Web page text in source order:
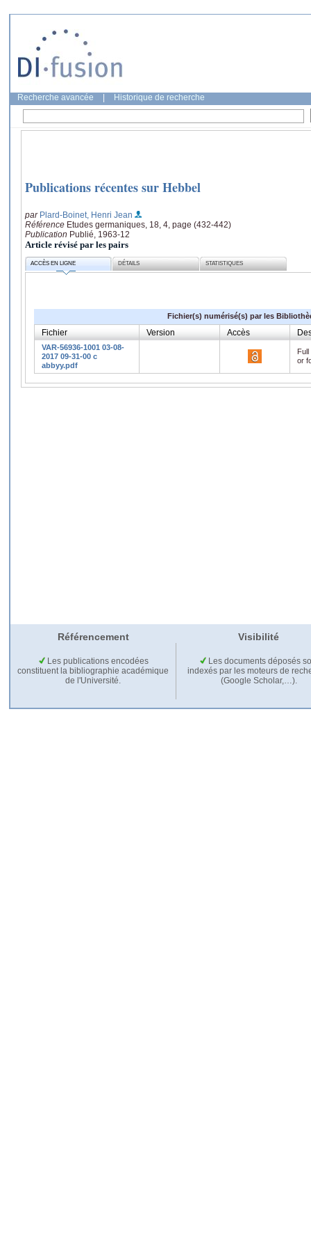
Recherche avancée Historique de recherche
Publications récentes sur Hebbel
par Plard-Boinet, Henri Jean
Référence Etudes germaniques, 18, 4, page (432-442)
Publication Publié, 1963-12
Article révisé par les pairs
ACCÈS EN LIGNE DÉTAILS STATISTIQUES
Fichier(s) numérisé(s) par les
Fichier Version Accès
VAR-56936-1001 03-08-
2017 09-31-00 c
abbyy.pdf
or
Référencement Visibilité
Les publications encodées
constituent la bibliographie académique
de l'Université.
Les documents déposés
indexés par les moteurs de
(Google Scholar,…).